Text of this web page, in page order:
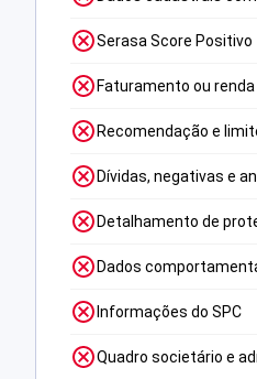
Serasa Score Positivo
Faturamento ou
Recomendação e
Dívidas, negativas e
Detalhamento de
Dados
Informações do SPC
Quadro societário e